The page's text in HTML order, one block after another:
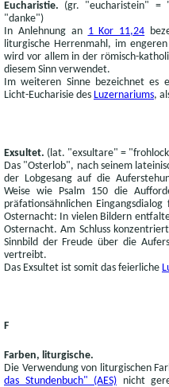
Eucharistie. (gr. "eucharistein" =
"danke")
In Anlehnung an
1 Kor 11,24
liturgische Herrenmahl, im
wird vor allem in der römisch-
diesem Sinn verwendet.
Im weiteren Sinne bezeichnet es
Licht-Eucharisie des Luzernariums,
Exsultet. (lat. "exsultare" =
Das "Osterlob", nach seinem
der Lobgesang auf die
Weise wie Psalm 150 die
präfationsähnlichen
Osternacht: In vielen Bildern
Osternacht. Am Schluss
Sinnbild der Freude über die
vertreibt.
Das Exsultet ist somit das feierliche
F
Farben, liturgische.
Die Verwendung von liturgischen
das Stundenbuch" (AES) nicht